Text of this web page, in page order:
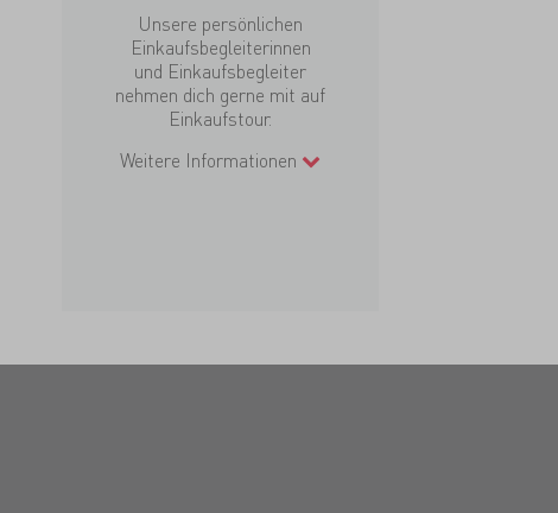
Unsere persönlichen
Einkaufsbegleiterinnen
und Einkaufsbegleiter
nehmen dich gerne mit auf
Einkaufstour.
Weitere Informationen